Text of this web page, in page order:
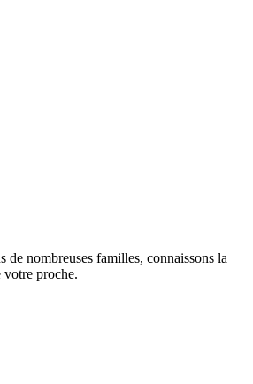
nombreuses familles, connaissons la
votre proche.